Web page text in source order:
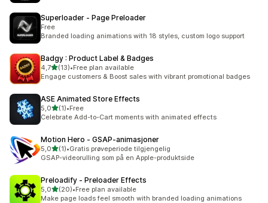
Superloader ‑ Page Preloader
Free
Branded loading animations with 18 styles, custom logo support
Badgy : Product Label & Badges
4,7av 5 stjerner
(13)
Totalt 13 omtaler
•Free plan available
Engage customers & Boost sales with vibrant promotional badges
ASE Animated Store Effects
5,0av 5 stjerner
(1)
Totalt 1 omtaler
•Free
Celebrate Add-to-Cart moments with animated effects
Motion Hero ‑ GSAP‑animasjoner
5,0av 5 stjerner
(1)
Totalt 1 omtaler
•Gratis prøveperiode tilgjengelig
GSAP-videorulling som på en Apple-produktside
Preloadify ‑ Preloader Effects
5,0av 5 stjerner
(20)
Totalt 20 omtaler
•Free plan available
Make page loads feel smooth with branded loading animations